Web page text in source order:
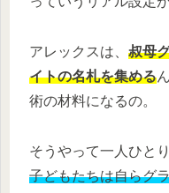
アレックスは、 叔母
イトの名札を集める
術の材料になるの。
そうやって一人ひと
子どもたちは自らグ